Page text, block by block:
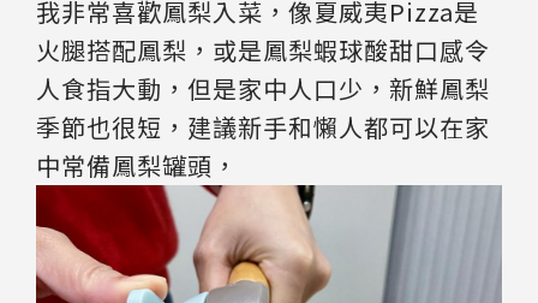
我非常喜歡鳳梨入菜，像夏威夷Pizza是
火腿搭配鳳梨，或是鳳梨蝦球酸甜口感令
人食指大動，但是家中人口少，新鮮鳳梨
季節也很短，建議新手和懶人都可以在家
中常備鳳梨罐頭，